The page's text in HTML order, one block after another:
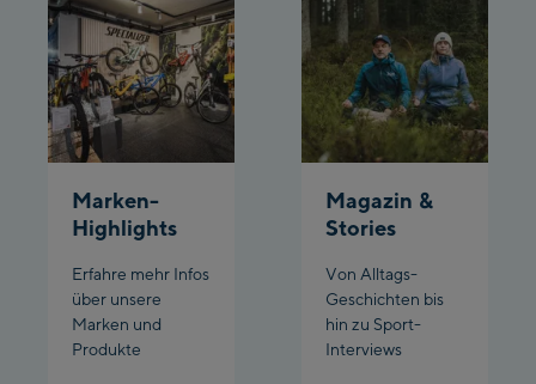
Pardatschgratbahn
Schladming:
Planet Planai
Charly Kahr
Marken-
Highlights
Erfahre mehr Infos
über unsere
Marken und
Produkte
Magazin &
Stories
Von Alltags-
Geschichten bis
hin zu Sport-
Interviews